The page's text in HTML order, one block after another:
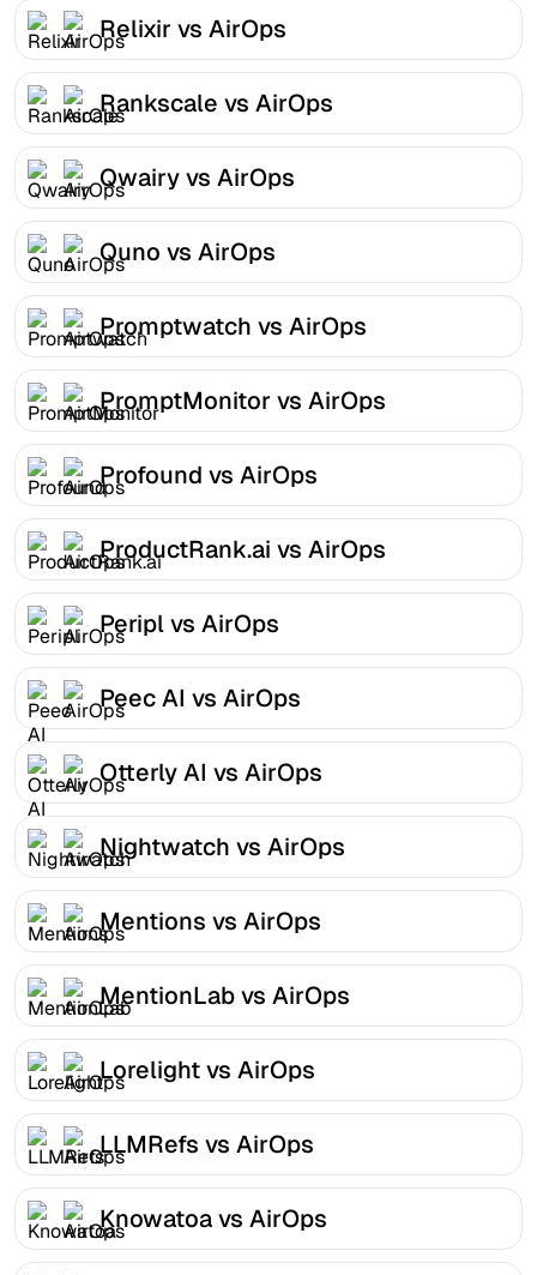
Relixir vs AirOps
Rankscale vs AirOps
Qwairy vs AirOps
Quno vs AirOps
Promptwatch vs AirOps
PromptMonitor vs AirOps
Profound vs AirOps
ProductRank.ai vs AirOps
Peripl vs AirOps
Peec AI vs AirOps
Otterly AI vs AirOps
Nightwatch vs AirOps
Mentions vs AirOps
MentionLab vs AirOps
Lorelight vs AirOps
LLMRefs vs AirOps
Knowatoa vs AirOps